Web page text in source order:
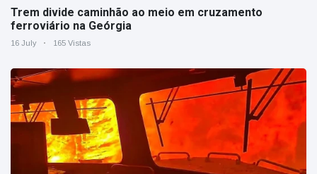
Trem divide caminhão ao meio em cruzamento
ferroviário na Geórgia
16 July 165 Vistas